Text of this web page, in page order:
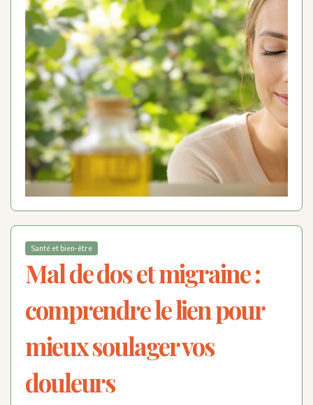
Santé et bien-être
Mal de dos et migraine :
comprendre le lien pour
mieux soulager vos
douleurs